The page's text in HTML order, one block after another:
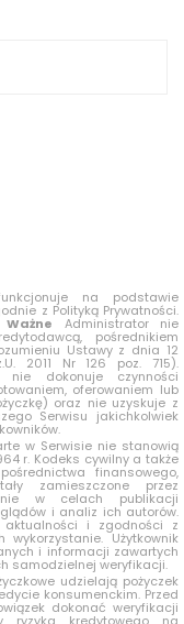
na podstawie
z Polityką Prywatności.
Ważne Administrator nie
pośrednikiem
Ustawy z dnia 12
2011 Nr 126 poz. 715).
nie dokonuje czynności
oferowaniem lub
oraz nie uzyskuje z
Serwisu jakichkolwiek
w Serwisie nie stanowią
r. Kodeks cywilny a także
finansowego,
zamieszczone przez
w celach publikacji
i analiz ich autorów.
i zgodności z
Użytkownik
i informacji zawartych
samodzielnej weryfikacji.
udzielają pożyczek
konsumenckim. Przed
dokonać weryfikacji